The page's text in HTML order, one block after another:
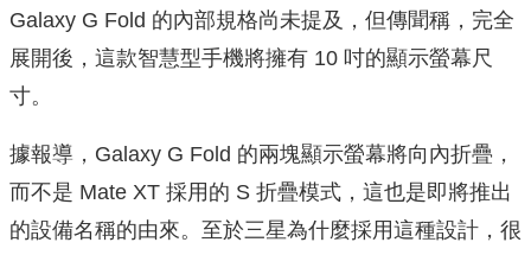
Galaxy G Fold 的內部規格尚未提及，但傳聞稱，完全
展開後，這款智慧型手機將擁有 10 吋的顯示螢幕尺
寸。
據報導，Galaxy G Fold 的兩塊顯示螢幕將向內折疊，
而不是 Mate XT 採用的 S 折疊模式，這也是即將推出
的設備名稱的由來。至於三星為什麼採用這種設計，很